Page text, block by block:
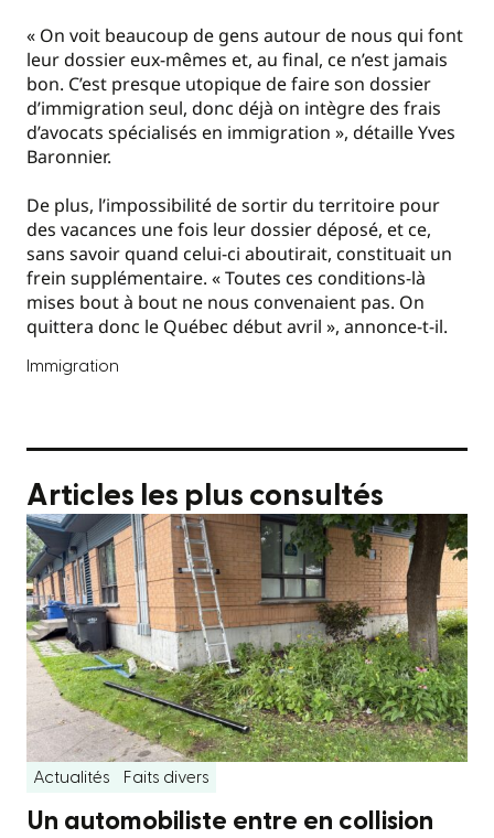
« On voit beaucoup de gens autour de nous qui font
leur dossier eux-mêmes et, au final, ce n’est jamais
bon. C’est presque utopique de faire son dossier
d’immigration seul, donc déjà on intègre des frais
d’avocats spécialisés en immigration », détaille Yves
Baronnier.
De plus, l’impossibilité de sortir du territoire pour
des vacances une fois leur dossier déposé, et ce,
sans savoir quand celui-ci aboutirait, constituait un
frein supplémentaire. « Toutes ces conditions-là
mises bout à bout ne nous convenaient pas. On
quittera donc le Québec début avril », annonce-t-il.
Immigration
Articles les plus consultés
Actualités Faits divers
Un automobiliste entre en collision